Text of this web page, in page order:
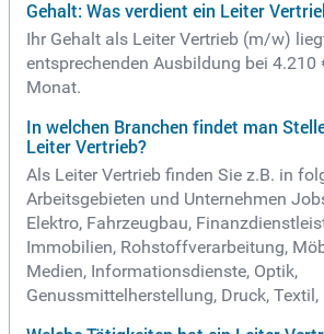
Gehalt: Was verdient ein Leiter
Ihr Gehalt als Leiter Vertrieb (m/w)
entsprechenden Ausbildung bei 4.210
Monat.
In welchen Branchen findet man
Leiter Vertrieb?
Als Leiter Vertrieb finden Sie z.B. in
Arbeitsgebieten und Unternehmen
Elektro, Fahrzeugbau,
Immobilien, Rohstoffverarbeitung,
Medien, Informationsdienste, Optik,
Genussmittelherstellung, Druck, Textil,